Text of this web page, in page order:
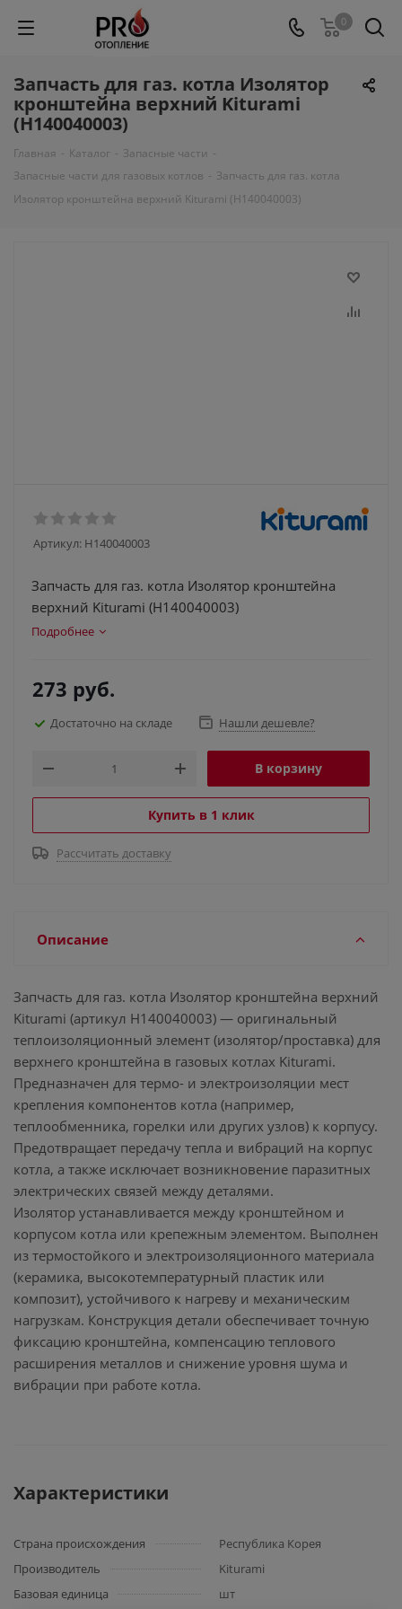
0
Запчасть для газ. котла Изолятор
кронштейна верхний Kiturami
(H140040003)
Главная - Каталог - Запасные части -
Запасные части для газовых котлов - Запчасть для газ. котла
Изолятор кронштейна верхний Kiturami (H140040003)
Артикул: H140040003
Запчасть для газ. котла Изолятор кронштейна
верхний Kiturami (H140040003)
Подробнее
273 руб.
Достаточно на складе Нашли дешевле?
В корзину
Купить в 1 клик
Рассчитать доставку
Описание
Запчасть для газ. котла Изолятор кронштейна верхний
Kiturami (артикул H140040003) — оригинальный
теплоизоляционный элемент (изолятор/проставка) для
верхнего кронштейна в газовых котлах Kiturami.
Предназначен для термо- и электроизоляции мест
крепления компонентов котла (например,
теплообменника, горелки или других узлов) к корпусу.
Предотвращает передачу тепла и вибраций на корпус
котла, а также исключает возникновение паразитных
электрических связей между деталями.
Изолятор устанавливается между кронштейном и
корпусом котла или крепежным элементом. Выполнен
из термостойкого и электроизоляционного материала
(керамика, высокотемпературный пластик или
композит), устойчивого к нагреву и механическим
нагрузкам. Конструкция детали обеспечивает точную
фиксацию кронштейна, компенсацию теплового
расширения металлов и снижение уровня шума и
вибрации при работе котла.
Характеристики
Страна происхождения
Республика Корея
Производитель
Kiturami
Базовая единица
шт